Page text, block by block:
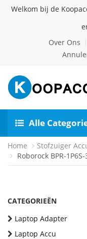
Welkom bij de
Over Ons
Alle
Home Stofzuiger
Roborock BPR-
CATEGORIEËN
Laptop Adapter
Laptop Accu